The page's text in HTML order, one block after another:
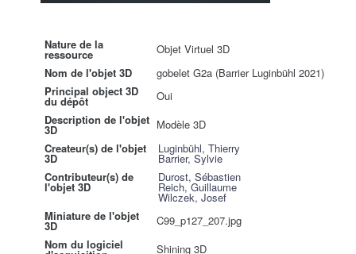
Nature de la
ressource
Objet Virtuel 3D
Nom de l'objet 3D
gobelet G2a (Barrier Luginbühl 2021)
Principal object 3D
du dépôt
Oui
Description de l'objet
3D
Modèle 3D
Createur(s) de l'objet
3D
Luginbühl, Thierry
Barrier, Sylvie
Contributeur(s) de
l'objet 3D
Durost, Sébastien
Reich, Guillaume
Wilczek, Josef
Miniature de l'objet
3D
C99_p127_207.jpg
Nom du logiciel
Shining 3D